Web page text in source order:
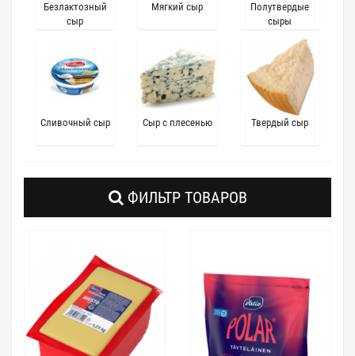
Безлактозный
сыр
Мягкий сыр
Полутвердые
сыры
Сливочный сыр Сыр с плесенью Твердый сыр
ФИЛЬТР ТОВАРОВ